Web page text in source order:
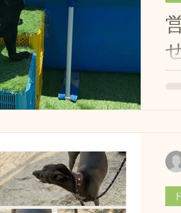
広島の果樹園
い主とわんちゃんが一緒に
広島‐観音 ドッグラン広
い
#
あ